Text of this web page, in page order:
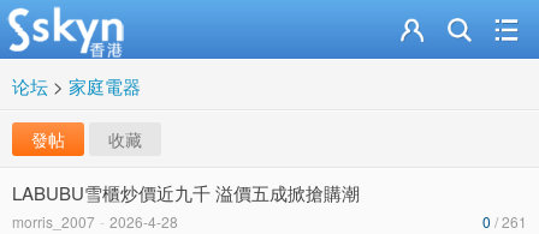
论坛 > 家庭電器
發帖 收藏
LABUBU雪櫃炒價近九千 溢價五成掀搶購潮
morris_2007 - 2026-4-28 0 / 261